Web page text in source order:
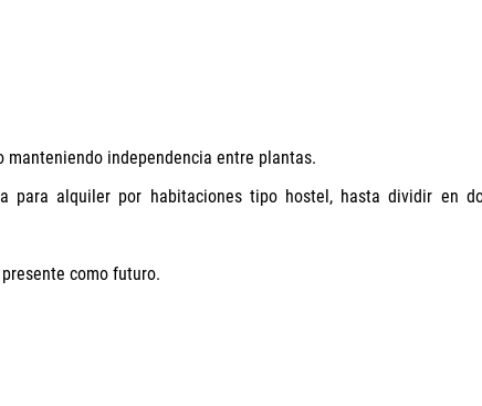
independencia entre plantas.
para alquiler por habitaciones tipo hostel, hasta dividir en
como futuro.